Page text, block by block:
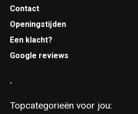
Contact
Openingstijden
Een klacht?
Google reviews
.
Topcategorieën voor jou: